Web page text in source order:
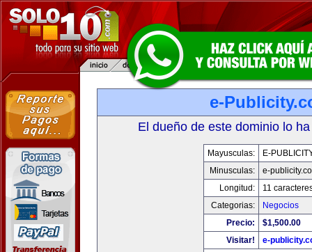
e-
El dueño de este dominio lo
Mayusculas:
E-
Minusculas:
e-
Longitud:
11
Categorias:
Negocios
Precio:
$1,500.00
Visitar!
e-